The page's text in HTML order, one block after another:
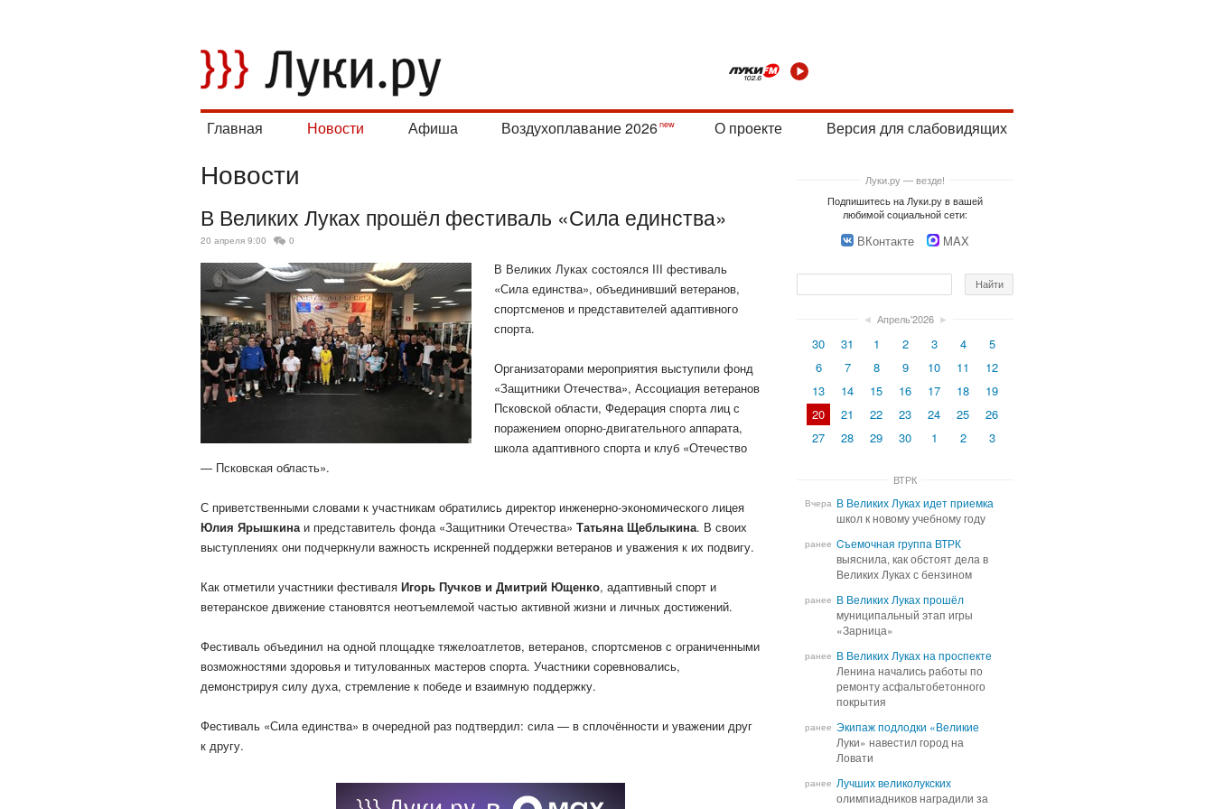
Главная Новости Афиша Воздухоплавание 2026 О проекте Версия для слабовидящих
Новости
В Великих Луках прошёл фестиваль «Сила единства»
20 апреля 9:00 0
В Великих Луках состоялся III фестиваль
«Сила единства», объединивший ветеранов,
спортсменов и представителей адаптивного
спорта.
Организаторами мероприятия выступили фонд
«Защитники Отечества», Ассоциация ветеранов
Псковской области, Федерация спорта лиц с
поражением опорно-двигательного аппарата,
школа адаптивного спорта и клуб «Отечество
— Псковская область».
С приветственными словами к участникам обратились директор инженерно-экономического лицея
Юлия Ярышкинаи представитель фонда «Защитники Отечества» Татьяна Щеблыкина. В своих
выступлениях они подчеркнули важность искренней поддержки ветеранов и уважения к их подвигу.
Как отметили участники фестиваля Игорь Пучков и Дмитрий Ющенко, адаптивный спорт и
ветеранское движение становятся неотъемлемой частью активной жизни и личных достижений.
Фестиваль объединил на одной площадке тяжелоатлетов, ветеранов, спортсменов с ограниченными
возможностями здоровья и титулованных мастеров спорта. Участники соревновались,
демонстрируя силу духа, стремление к победе и взаимную поддержку.
Фестиваль «Сила единства» в очередной раз подтвердил: сила — в сплочённости и уважении друг
к другу.
Луки.ру — везде!
Подпишитесь на Луки.ру в вашей
любимой социальной сети:
ВКонтакте MAX
◄ Апрель'2026 ►
30 31 1 2 3 4
5
6
7 8 9 10 11
12
13
14 15 16 17 18
19
20
21 22 23 24 25
26
27
28 29 30 1 2 3
ВТРК
Вчера В Великих Луках идет приемка
школ к новому учебному году
В Великих Луках идет приемка
школ к новому учебному году
ранее Cъемочная группа ВТРК
выяснила, как обстоят дела в
Великих Луках с бензином
Cъемочная группа ВТРК
выяснила, как обстоят дела в
Великих Луках с бензином
ранее В Великих Луках прошёл
муниципальный этап игры
«Зарница»
В Великих Луках прошёл
муниципальный этап игры
«Зарница»
ранее В Великих Луках на проспекте
Ленина начались работы по
ремонту асфальтобетонного
покрытия
В Великих Луках на проспекте
Ленина начались работы по
ремонту асфальтобетонного
покрытия
ранее Экипаж подлодки «Великие
Луки» навестил город на
Ловати
Экипаж подлодки «Великие
Луки» навестил город на
Ловати
ранее Лучших великолукских
олимпиадников наградили за
Лучших великолукских
олимпиадников наградили за